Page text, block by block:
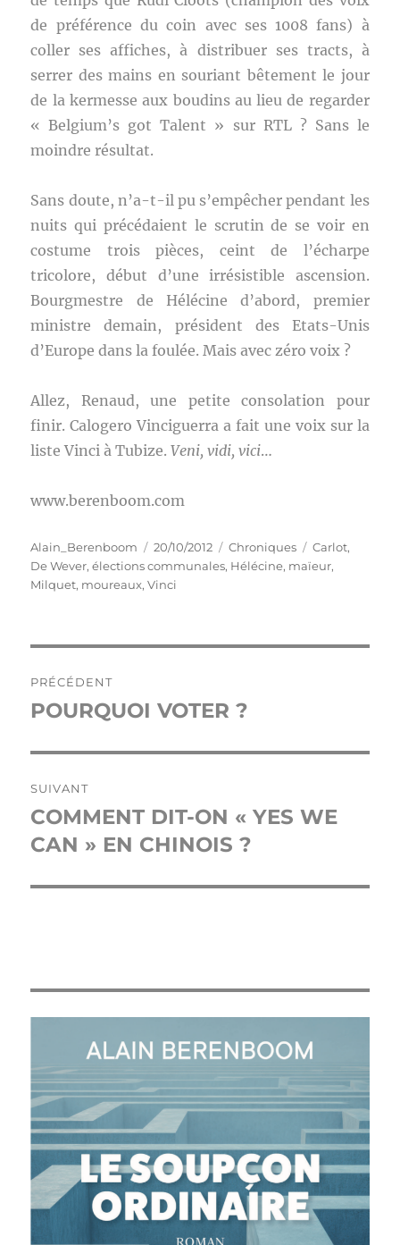
de préférence du coin avec ses 1008 fans) à
coller ses affiches, à distribuer ses tracts, à
serrer des mains en souriant bêtement le jour
de la kermesse aux boudins au lieu de regarder
« Belgium’s got Talent » sur RTL ? Sans le
moindre résultat.
Sans doute, n’a-t-il pu s’empêcher pendant les
nuits qui précédaient le scrutin de se voir en
costume trois pièces, ceint de l’écharpe
tricolore, début d’une irrésistible ascension.
Bourgmestre de Hélécine d’abord, premier
ministre demain, président des Etats-Unis
d’Europe dans la foulée. Mais avec zéro voix ?
Allez, Renaud, une petite consolation pour
finir. Calogero Vinciguerra a fait une voix sur la
liste Vinci à Tubize.Veni, vidi, vici…
www.berenboom.com
Auteur
Alain_Berenboom
Publié
le
20/10/2012 Catégories
Chroniques Étiquettes
Carlot,
De Wever,élections communales, Hélécine, maïeur,
Milquet, moureaux,Vinci
de
PRÉCÉDENT
Publication
POURQUOI VOTER ?
SUIVANT
Publication
suivante :
COMMENT DIT-ON « YES WE
CAN » EN CHINOIS ?